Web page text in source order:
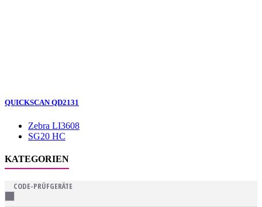
QUICKSCAN QD2131
Zebra LI3608
SG20 HC
KATEGORIEN
CODE-PRÜFGERÄTE